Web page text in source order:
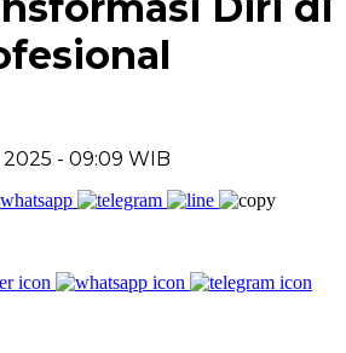
- 09:09 WIB